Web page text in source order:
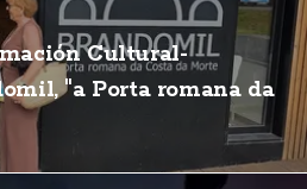
Cultural-
"a Porta romana da